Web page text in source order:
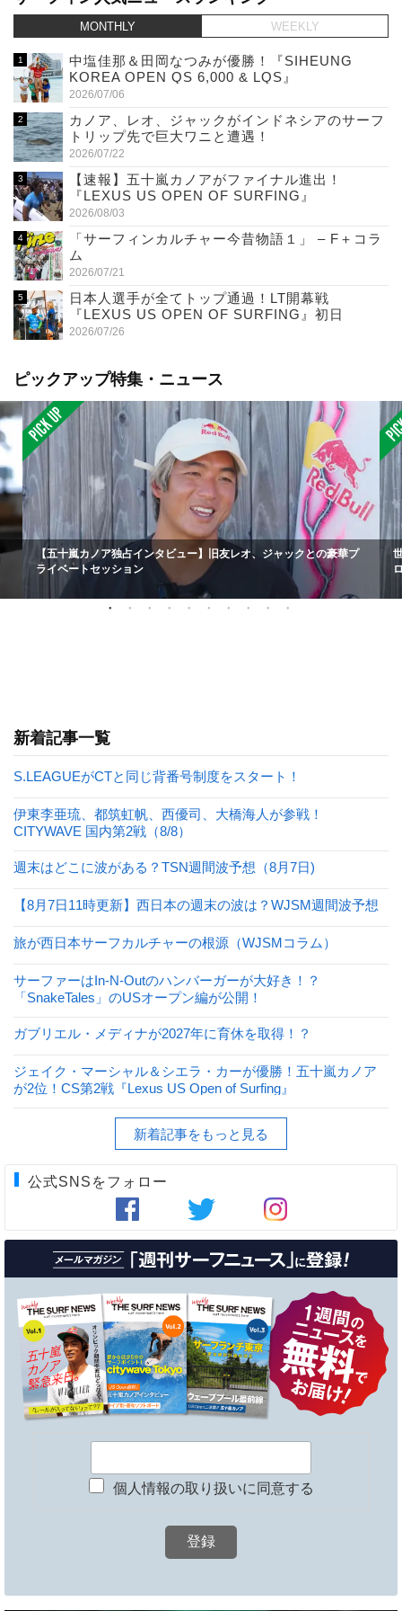
MONTHLY WEEKLY
中塩佳那＆田岡なつみが優勝！『SIHEUNG
KOREA OPEN QS 6,000 & LQS』
2026/07/06
カノア、レオ、ジャックがインドネシアのサーフ
トリップ先で巨大ワニと遭遇！
2026/07/22
【速報】五十嵐カノアがファイナル進出！
『LEXUS US OPEN OF SURFING』
2026/08/03
「サーフィンカルチャー今昔物語１」 – F＋コラ
ム
2026/07/21
日本人選手が全てトップ通過！LT開幕戦
『LEXUS US OPEN OF SURFING』初日
2026/07/26
ピックアップ特集・ニュース
【五十嵐カノア独占インタビュー】旧友レオ、ジャックとの豪華プ
ライベートセッション
新着記事一覧
S.LEAGUEがCTと同じ背番号制度をスタート！
伊東李亜琉、都筑虹帆、西優司、大橋海人が参戦！
CITYWAVE 国内第2戦（8/8）
週末はどこに波がある？TSN週間波予想（8月7日)
【8月7日11時更新】西日本の週末の波は？WJSM週間波予想
旅が西日本サーフカルチャーの根源（WJSMコラム）
サーファーはIn-N-Outのハンバーガーが大好き！？
「SnakeTales」のUSオープン編が公開！
ガブリエル・メディナが2027年に育休を取得！？
ジェイク・マーシャル＆シエラ・カーが優勝！五十嵐カノア
が2位！CS第2戦『Lexus US Open of Surfing』
新着記事をもっと見る
公式SNSをフォロー
個人情報の取り扱いに同意する